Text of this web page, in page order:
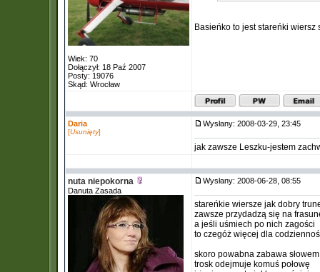
Wiek: 70
Dołączył: 18 Paź 2007
Posty: 19076
Skąd: Wrocław
Basieńko to jest stareńki
Daria
[Usunięty]
Wysłany: 2008-03-29, 23:45
jak zawsze Leszku-jestem
nuta niepokorna
Danuta Zasada
Wysłany: 2008-06-28, 08:55
stareńkie wiersze jak dobry
zawsze przydadzą się na
a jeśli uśmiech po nich zagości
to czegóż więcej dla
skoro powabna zabawa słowem
trosk odejmuje komuś połowę